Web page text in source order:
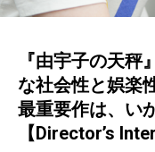
『由宇子の天
な社会性と娯楽
最重要作は、い
【Director’s